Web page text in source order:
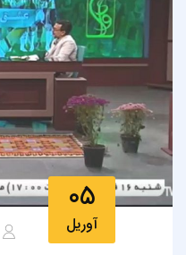
05
آوریل